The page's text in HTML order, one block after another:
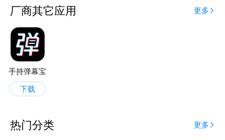
厂商其它应用 更多
手持弹幕宝
下载
热门分类 更多